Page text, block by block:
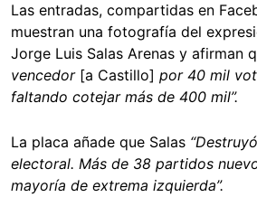
Las entradas, compartidas en
muestran una fotografía del
Jorge Luis Salas Arenas y afirman
vencedor [a Castillo] por 40 mil
faltando cotejar más de 400 mil”.
La placa añade que Salas
electoral. Más de 38 partidos
mayoría de extrema izquierda”.